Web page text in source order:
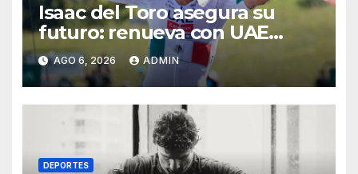
Isaac del Toro asegura su
futuro: renueva con UAE
Team Emirates hasta 2031
AGO 6, 2026 ADMIN
DEPORTES